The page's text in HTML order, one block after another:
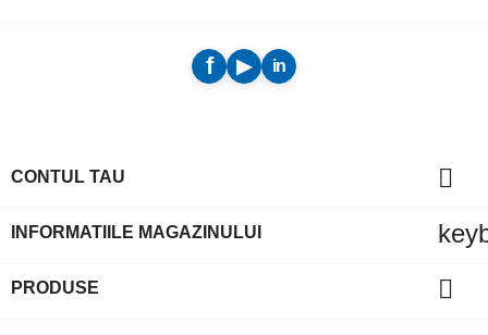
CONTUL TAU 
INFORMATIILE MAGAZINULUI
PRODUSE 